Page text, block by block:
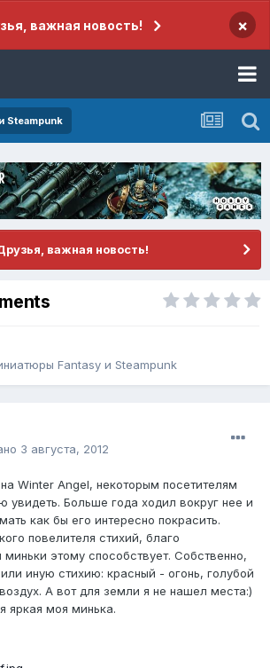
важная новость! ×
Steampunk
важная новость!
Fantasy и Steampunk
3 августа, 2012
Winter Angel, некоторым посетителям
увидеть. Больше года ходил вокруг нее и
как бы его интересно покрасить.
повелителя стихий, благо
этому способствует. Собственно,
иную стихию: красный - огонь, голубой
А вот для земли я не нашел места:)
яркая моя минька.